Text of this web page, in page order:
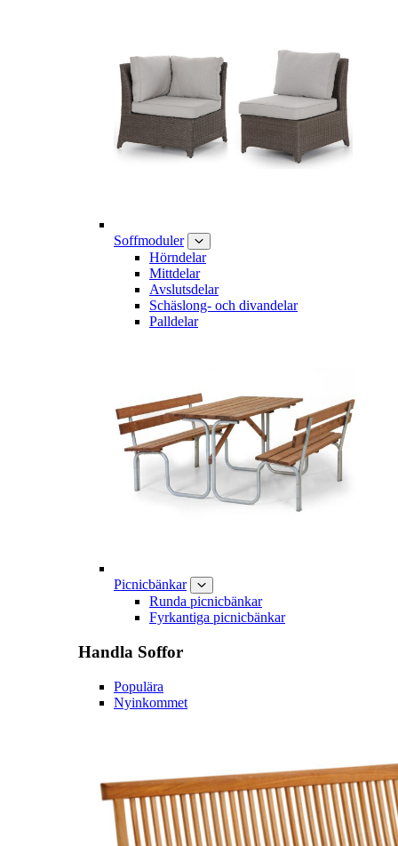
Soffmoduler
Hörndelar
Mittdelar
Avslutsdelar
Schäslong- och divandelar
Palldelar
Picnicbänkar
Runda picnicbänkar
Fyrkantiga picnicbänkar
Handla Soffor
Populära
Nyinkommet